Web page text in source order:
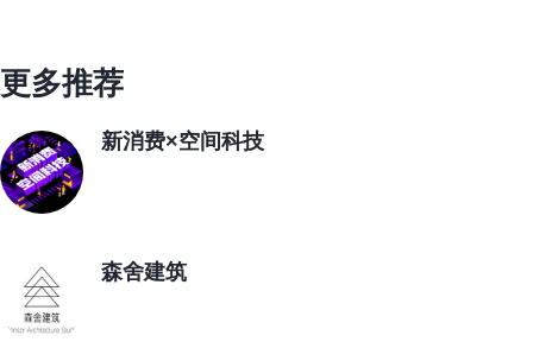
更多推荐
新消费×空间科技
森舍建筑